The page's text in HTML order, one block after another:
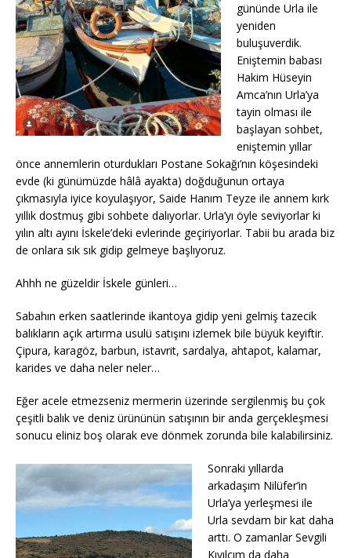
gününde Urla ile
yeniden
buluşuverdik.
Eniştemin babası
Hakim Hüseyin
Amca’nın Urla’ya
tayin olması ile
başlayan sohbet,
eniştemin yıllar
önce annemlerin oturdukları Postane Sokağı’nın köşesindeki
evde (ki günümüzde hâlâ ayakta) doğduğunun ortaya
çıkmasıyla iyice koyulaşıyor, Saide Hanım Teyze ile annem kırk
yıllık dostmuş gibi sohbete dalıyorlar. Urla’yı öyle seviyorlar ki
yılın altı ayını İskele’deki evlerinde geçiriyorlar. Tabii bu arada biz
de onlara sık sık gidip gelmeye başlıyoruz.
Ahhh ne güzeldir İskele günleri…
Sabahın erken saatlerinde ikantoya gidip yeni gelmiş tazecik
balıkların açık artırma usulü satışını izlemek bile büyük keyiftir.
Çipura, karagöz, barbun, istavrit, sardalya, ahtapot, kalamar,
karides ve daha neler neler…
Eğer acele etmezseniz mermerin üzerinde sergilenmiş bu çok
çeşitli balık ve deniz ürününün satışının bir anda gerçekleşmesi
sonucu eliniz boş olarak eve dönmek zorunda bile kalabilirsiniz.
Sonraki yıllarda
arkadaşım Nilüfer’in
Urla’ya yerleşmesi ile
Urla sevdam bir kat daha
arttı. O zamanlar Sevgili
Kıvılcım da daha